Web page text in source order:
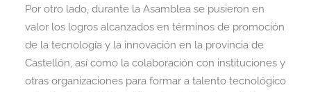
Por otro lado, durante la Asamblea se pusieron en
valor los logros alcanzados en términos de promoción
de la tecnología y la innovación en la provincia de
Castellón, así como la colaboración con instituciones y
otras organizaciones para formar a talento tecnológico